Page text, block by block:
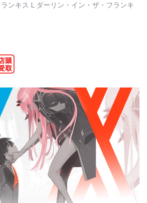
ンキス L ダーリン・イン・ザ・フランキ